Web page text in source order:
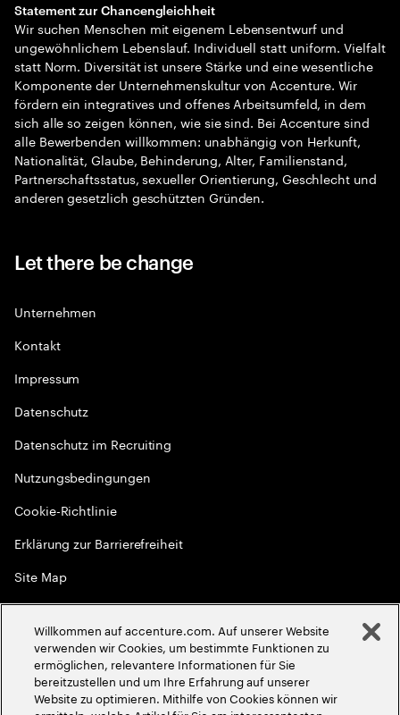
Statement zur Chancengleichheit
Wir suchen Menschen mit eigenem Lebensentwurf und
ungewöhnlichem Lebenslauf. Individuell statt uniform. Vielfalt
statt Norm. Diversität ist unsere Stärke und eine wesentliche
Komponente der Unternehmenskultur von Accenture. Wir
fördern ein integratives und offenes Arbeitsumfeld, in dem
sich alle so zeigen können, wie sie sind. Bei Accenture sind
alle Bewerbenden willkommen: unabhängig von Herkunft,
Nationalität, Glaube, Behinderung, Alter, Familienstand,
Partnerschaftsstatus, sexueller Orientierung, Geschlecht und
anderen gesetzlich geschützten Gründen.
Let there be change
Unternehmen
Kontakt
Impressum
Datenschutz
Datenschutz im Recruiting
Nutzungsbedingungen
Cookie-Richtlinie
Erklärung zur Barrierefreiheit
Site Map
Globale Meritokratie
2026Accenture. Alle Rechte vorbehalten
Willkommen auf accenture.com. Auf unserer Website
verwenden wir Cookies, um bestimmte Funktionen zu
ermöglichen, relevantere Informationen für Sie
bereitzustellen und um Ihre Erfahrung auf unserer
Website zu optimieren. Mithilfe von Cookies können wir